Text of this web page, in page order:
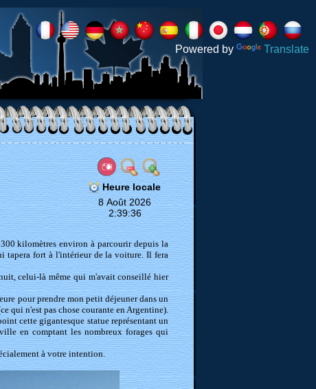
Heure locale
8 Août 2026
2:39:39
kilomètres environ à parcourir depuis la
tapera fort à l'intérieur de la voiture. Il fera
celui-là même qui m'avait conseillé hier
pour prendre mon petit déjeuner dans un
qui n'est pas chose courante en Argentine).
cette gigantesque statue représentant un
en comptant les nombreux forages qui
à votre intention.
Powered by Translate